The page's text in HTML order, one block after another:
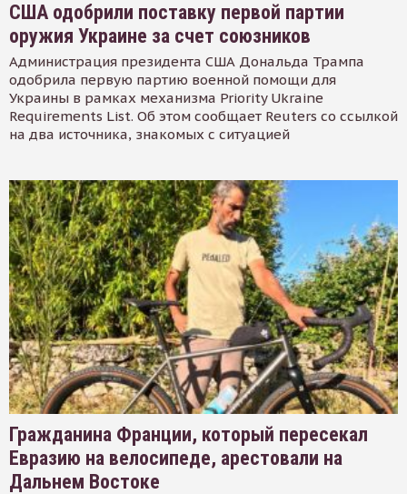
США одобрили поставку первой партии
оружия Украине за счет союзников
Администрация президента США Дональда Трампа
одобрила первую партию военной помощи для
Украины в рамках механизма Priority Ukraine
Requirements List. Об этом сообщает Reuters со ссылкой
на два источника, знакомых с ситуацией
Гражданина Франции, который пересекал
Евразию на велосипеде, арестовали на
Дальнем Востоке